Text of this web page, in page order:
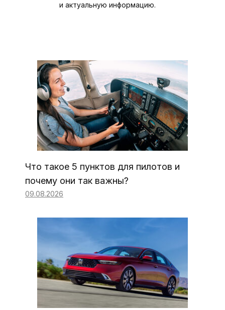
и актуальную информацию.
Что такое 5 пунктов для пилотов и
почему они так важны?
09.08.2026